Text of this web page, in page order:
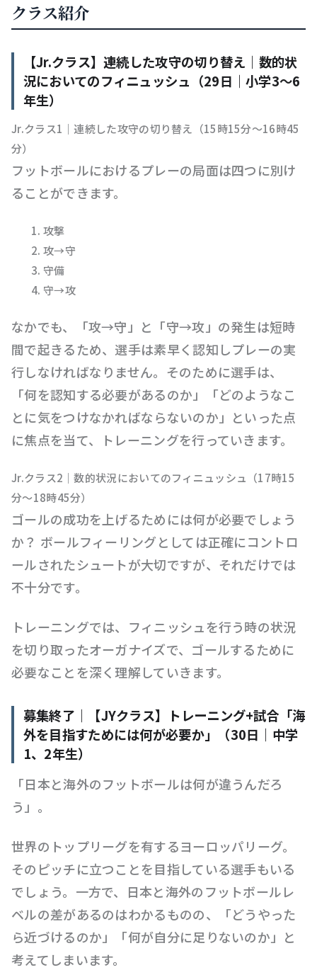
クラス紹介
【Jr.クラス】連続した攻守の切り替え｜数的状
況においてのフィニュッシュ（29日｜小学3〜6
年生）
Jr.クラス1｜連続した攻守の切り替え（15時15分〜16時45
分）
フットボールにおけるプレーの局面は四つに別け
ることができます。
攻撃
攻→守
守備
守→攻
なかでも、「攻→守」と「守→攻」の発生は短時
間で起きるため、選手は素早く認知しプレーの実
行しなければなりません。そのために選手は、
「何を認知する必要があるのか」「どのようなこ
とに気をつけなかればならないのか」といった点
に焦点を当て、トレーニングを行っていきます。
Jr.クラス2｜数的状況においてのフィニュッシュ（17時15
分〜18時45分）
ゴールの成功を上げるためには何が必要でしょう
か？ ボールフィーリングとしては正確にコントロ
ールされたシュートが大切ですが、それだけでは
不十分です。
トレーニングでは、フィニッシュを行う時の状況
を切り取ったオーガナイズで、ゴールするために
必要なことを深く理解していきます。
募集終了｜【JYクラス】トレーニング+試合「海
外を目指すためには何が必要か」（30日｜中学
1、2年生）
「日本と海外のフットボールは何が違うんだろ
う」。
世界のトップリーグを有するヨーロッパリーグ。
そのピッチに立つことを目指している選手もいる
でしょう。一方で、日本と海外のフットボールレ
ベルの差があるのはわかるものの、「どうやった
ら近づけるのか」「何が自分に足りないのか」と
考えてしまいます。